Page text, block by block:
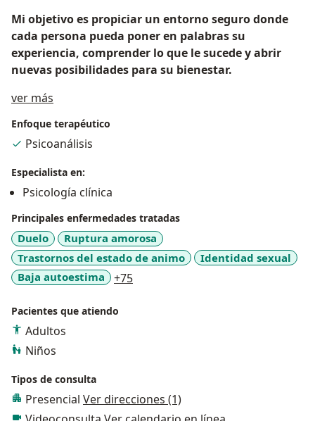
Mi objetivo es propiciar un entorno seguro donde
cada persona pueda poner en palabras su
experiencia, comprender lo que le sucede y abrir
nuevas posibilidades para su bienestar.
ver más
Enfoque terapéutico
Psicoanálisis
Especialista en:
Psicología clínica
Principales enfermedades tratadas
Duelo
Ruptura amorosa
Trastornos del estado de animo
Identidad sexual
Baja autoestima
+75a11y_sr_more_diseases
Pacientes que atiendo
Adultos
Niños
Tipos de consulta
Presencial Ver direcciones (1)